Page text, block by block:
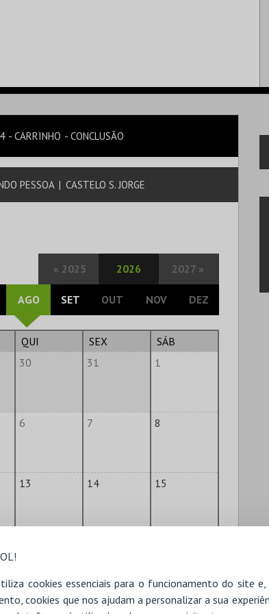
cookies essenciais para o funcionamento do site
cookies que nos ajudam a personalizar a sua
4 CARRINHO CONCLUSÃO
PESSOA | CASTELO S. JORGE
« 2025 2026 2027 »
AGO SET OUT NOV DEZ
QUI SEX
SÁB
30 31 1
6 7 8
13 14 15
27 28 29